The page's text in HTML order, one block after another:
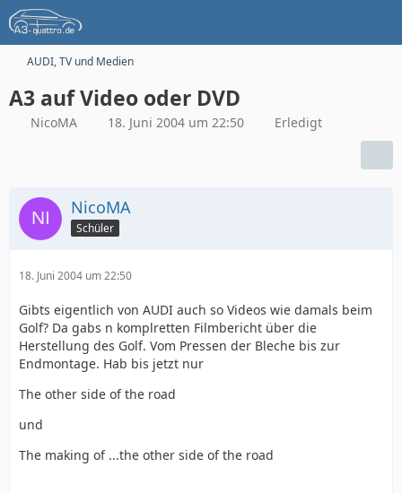
AUDI, TV und Medien
A3 auf Video oder DVD
NicoMA 18. Juni 2004 um 22:50 Erledigt
NicoMA
Schüler
18. Juni 2004 um 22:50
Gibts eigentlich von AUDI auch so Videos wie damals beim
Golf? Da gabs n komplretten Filmbericht über die
Herstellung des Golf. Vom Pressen der Bleche bis zur
Endmontage. Hab bis jetzt nur
The other side of the road
und
The making of ...the other side of the road